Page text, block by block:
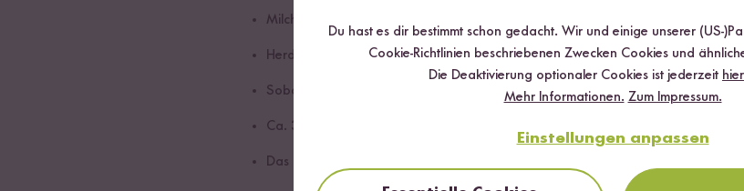
Milch dazugeben. Nach Belieben Salz und Zucker sowie Zimt hinzugeben.
Herd auf die höchste Hitzestufe stellen und Milchreis aufkochen lassen.
Sobald der Milchreis kocht, den Herd auf die niedrigste Hitzestufe stellen.
Ca. 30 Minuten rühren bis der Milchreis die Milch weitestgehend aufgenommen
Das Grundrezept nach Belieben mit einem Schuss Sahne auflockern und mit Zimt
Du hast es dir bestimmt schon gedacht. Wir und einige unserer (US-
Cookie-Richtlinien beschriebenen Zwecken Cookies und
Die Deaktivierung optionaler Cookies ist jederzeit hier
Mehr Informationen. Zum Impressum.
Einstellungen anpassen